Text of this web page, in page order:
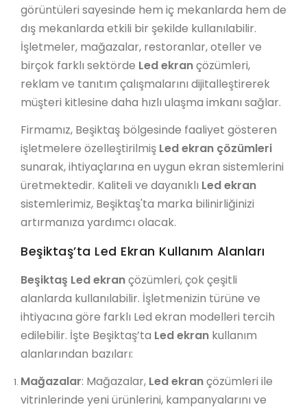
görüntüleri sayesinde hem iç mekanlarda hem de
dış mekanlarda etkili bir şekilde kullanılabilir.
İşletmeler, mağazalar, restoranlar, oteller ve
birçok farklı sektörde Led ekrançözümleri,
reklam ve tanıtım çalışmalarını dijitalleştirerek
müşteri kitlesine daha hızlı ulaşma imkanı sağlar.
Firmamız, Beşiktaş bölgesinde faaliyet gösteren
işletmelere özelleştirilmiş Led ekran çözümleri
sunarak, ihtiyaçlarına en uygun ekran sistemlerini
üretmektedir. Kaliteli ve dayanıklı Led ekran
sistemlerimiz, Beşiktaş'ta marka bilinirliğinizi
artırmanıza yardımcı olacak.
Beşiktaş’ta Led Ekran Kullanım Alanları
Beşiktaş Led ekrançözümleri, çok çeşitli
alanlarda kullanılabilir. İşletmenizin türüne ve
ihtiyacına göre farklı Led ekran modelleri tercih
edilebilir. İşte Beşiktaş’ta Led ekran kullanım
alanlarından bazıları:
Mağazalar: Mağazalar, Led ekrançözümleri ile
vitrinlerinde yeni ürünlerini, kampanyalarını ve